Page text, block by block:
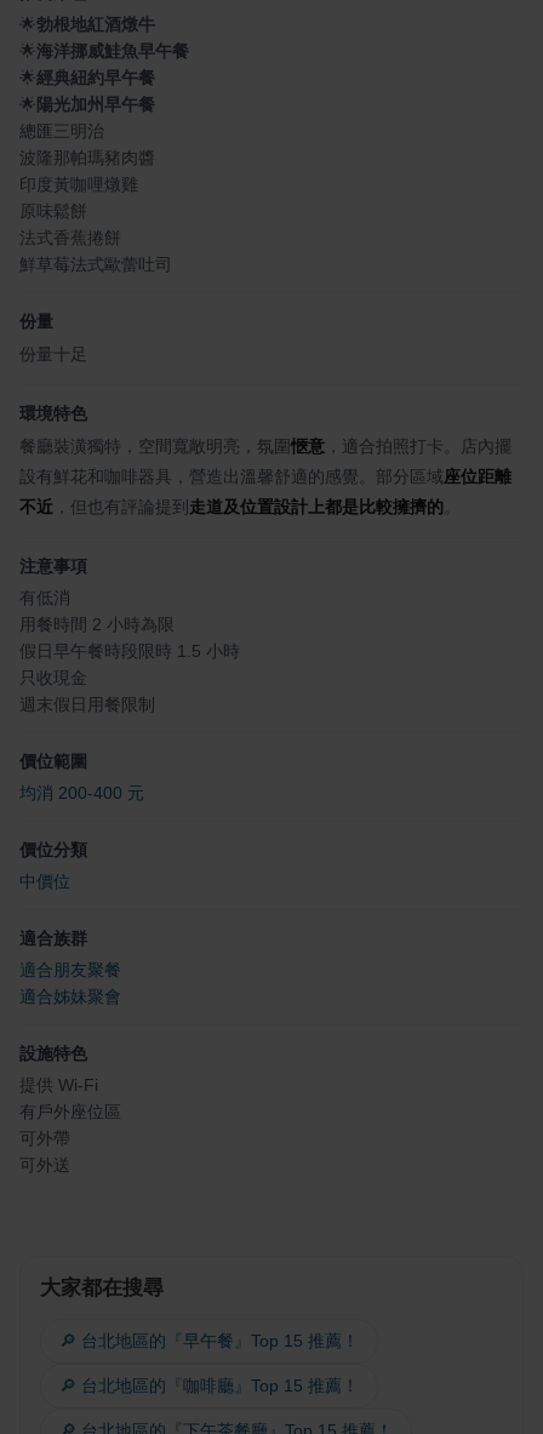
🌟勃根地紅酒燉牛
🌟海洋挪威鮭魚早午餐
🌟經典紐約早午餐
🌟陽光加州早午餐
總匯三明治
波隆那帕瑪豬肉醬
印度黃咖哩燉雞
原味鬆餅
法式香蕉捲餅
鮮草莓法式歐蕾吐司
份量
份量十足
環境特色
餐廳裝潢獨特，空間寬敞明亮，氛圍愜意 ，適合拍照打卡。店內擺
設有鮮花和咖啡器具，營造出溫馨舒適的感覺。部分區域 座位距離
不近 ，但也有評論提到 走道及位置設計上都是比較擁擠的
注意事項
有低消
用餐時間 2 小時為限
假日早午餐時段限時 1.5 小時
只收現金
週末假日用餐限制
價位範圍
均消 200-400 元
價位分類
中價位
適合族群
適合朋友聚餐
適合姊妹聚會
設施特色
提供 Wi-Fi
有戶外座位區
可外帶
可外送
大家都在搜尋
🔎 台北地區的『早午餐』Top 15 推薦！
🔎 台北地區的『咖啡廳』Top 15 推薦！
🔎 台北地區的『下午茶餐廳』Top 15 推薦！